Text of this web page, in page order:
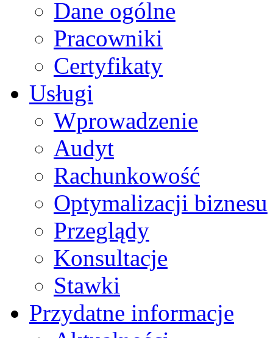
Dane ogólne
Pracowniki
Certyfikaty
Usługi
Wprowadzenie
Audyt
Rachunkowość
Optymalizacji biznesu
Przeglądy
Konsultacje
Stawki
Przydatne informacje